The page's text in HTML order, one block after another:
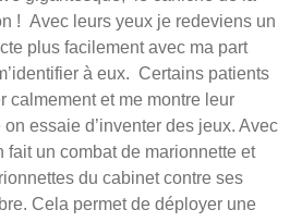
! Avec leurs yeux je redeviens un
plus facilement avec ma part
à eux. Certains patients
calmement et me montre leur
on essaie d’inventer des jeux. Avec
fait un combat de marionnette et
du cabinet contre ses
Cela permet de déployer une